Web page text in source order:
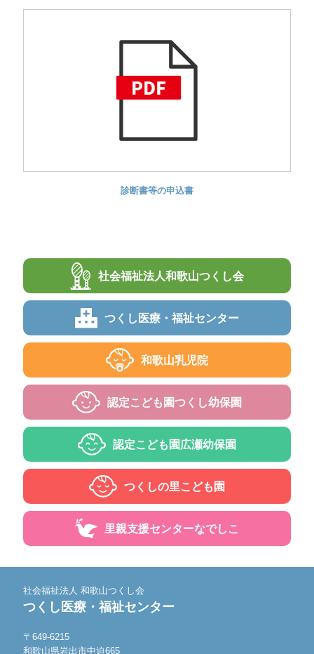
診断書等の申込書
社会福祉法人和歌山つくし会
つくし 医療・福祉センター
和歌山乳児院
認定こども園つくし幼保園
認定こども園広瀬幼保園
つくしの里こども園
里親支援センターなでしこ
社会福祉法人 和歌山つくし会
つくし医療・福祉センター
〒649-6215
和歌山県岩出市中迫665